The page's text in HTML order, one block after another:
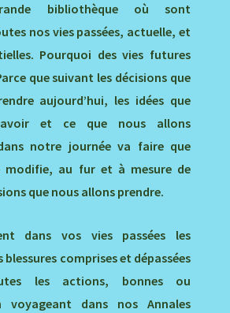
bibliothèque où sont
nos vies passées, actuelle, et
Pourquoi des vies futures
que suivant les décisions que
aujourd’hui, les idées que
et ce que nous allons
notre journée va faire que
au fur et à mesure de
que nous allons prendre.
dans vos vies passées les
blessures comprises et dépassées
les actions, bonnes ou
voyageant dans nos Annales